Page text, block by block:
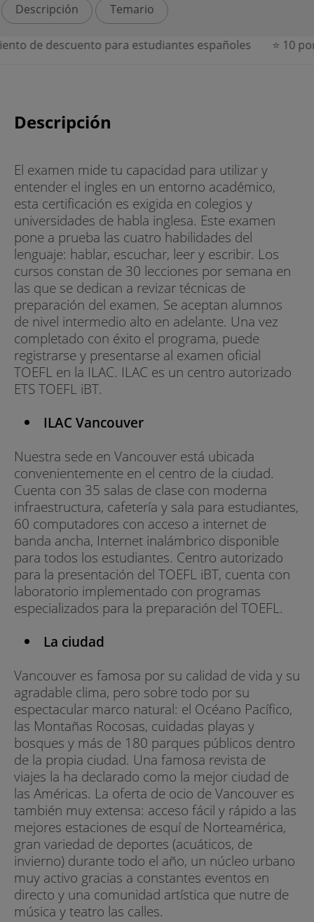
Descripción Temario
de descuento para estudiantes españoles ⭐ 10 por
Descripción
El examen mide tu capacidad para utilizar y
entender el ingles en un entorno académico,
esta certificación es exigida en colegios y
universidades de habla inglesa. Este examen
pone a prueba las cuatro habilidades del
lenguaje: hablar, escuchar, leer y escribir. Los
cursos constan de 30 lecciones por semana en
las que se dedican a revizar técnicas de
preparación del examen. Se aceptan alumnos
de nivel intermedio alto en adelante. Una vez
completado con éxito el programa, puede
registrarse y presentarse al examen oficial
TOEFL en la ILAC. ILAC es un centro autorizado
ETS TOEFL iBT.
ILAC Vancouver
Nuestra sede en Vancouver está ubicada
convenientemente en el centro de la ciudad.
Cuenta con 35 salas de clase con moderna
infraestructura, cafetería y sala para estudiantes,
60 computadores con acceso a internet de
banda ancha, Internet inalámbrico disponible
para todos los estudiantes. Centro autorizado
para la presentación del TOEFL iBT, cuenta con
laboratorio implementado con programas
especializados para la preparación del TOEFL.
La ciudad
Vancouver es famosa por su calidad de vida y su
agradable clima, pero sobre todo por su
espectacular marco natural: el Océano Pacífico,
las Montañas Rocosas, cuidadas playas y
bosques y más de 180 parques públicos dentro
de la propia ciudad. Una famosa revista de
viajes la ha declarado como la mejor ciudad de
las Américas. La oferta de ocio de Vancouver es
también muy extensa: acceso fácil y rápido a las
mejores estaciones de esquí de Norteamérica,
gran variedad de deportes (acuáticos, de
invierno) durante todo el año, un núcleo urbano
muy activo gracias a constantes eventos en
directo y una comunidad artística que nutre de
música y teatro las calles.